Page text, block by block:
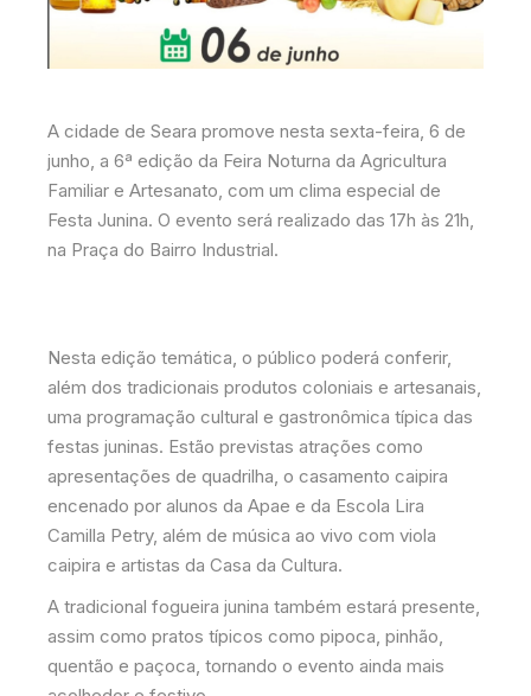
A cidade de Seara promove nesta sexta-feira, 6 de
junho, a 6ª edição da Feira Noturna da Agricultura
Familiar e Artesanato, com um clima especial de
Festa Junina. O evento será realizado das 17h às 21h,
na Praça do Bairro Industrial.
Nesta edição temática, o público poderá conferir,
além dos tradicionais produtos coloniais e artesanais,
uma programação cultural e gastronômica típica das
festas juninas. Estão previstas atrações como
apresentações de quadrilha, o casamento caipira
encenado por alunos da Apae e da Escola Lira
Camilla Petry, além de música ao vivo com viola
caipira e artistas da Casa da Cultura.
A tradicional fogueira junina também estará presente,
assim como pratos típicos como pipoca, pinhão,
quentão e paçoca, tornando o evento ainda mais